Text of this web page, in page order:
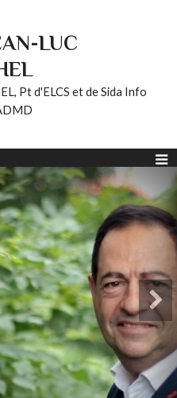
LUC
Pt d'ELCS et de Sida Info